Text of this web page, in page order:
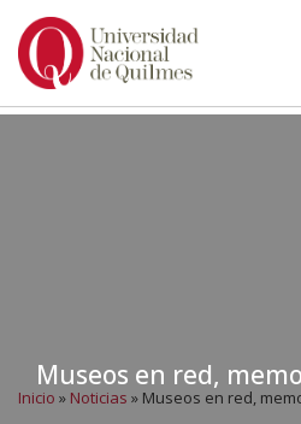
Ir
Museos en red,
Inicio » Noticias » Museos en red,